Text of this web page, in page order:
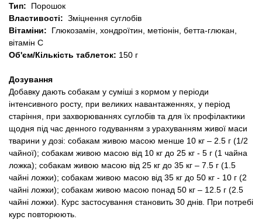
Тип: Порошок
Властивості: Зміцнення суглобів
Вітаміни: Глюкозамін, хондроїтин, метіонін, бетта-глюкан,
вітамін С
Об'єм/Кількість таблеток: 150 г
Дозування
Добавку дають собакам у суміші з кормом у періоди
інтенсивного росту, при великих навантаженнях, у період
старіння, при захворюваннях суглобів та для їх профілактики
щодня під час денного годуванням з урахуванням живої маси
тварини у дозі: собакам живою масою менше 10 кг – 2.5 г (1/2
чайної); собакам живою масою від 10 кг до 25 кг - 5 г (1 чайна
ложка); собакам живою масою від 25 кг до 35 кг – 7.5 г (1.5
чайні ложки); собакам живою масою від 35 кг до 50 кг - 10 г (2
чайні ложки); собакам живою масою понад 50 кг – 12.5 г (2.5
чайні ложки). Курс застосування становить 30 днів. При потребі
курс повторюють.